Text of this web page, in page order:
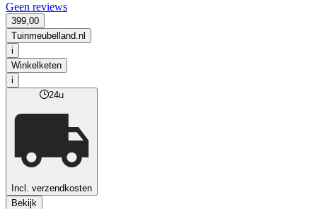
Geen reviews
399,00
Tuinmeubelland.nl
i
Winkelketen
i
24u
Incl. verzendkosten
Bekijk